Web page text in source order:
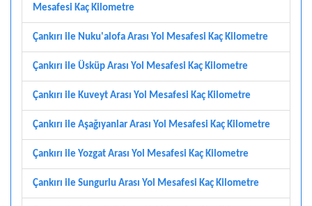
Mesafesi Kaç Kilometre
Çankırı ile Nuku'alofa Arası Yol Mesafesi Kaç Kilometre
Çankırı ile Üsküp Arası Yol Mesafesi Kaç Kilometre
Çankırı ile Kuveyt Arası Yol Mesafesi Kaç Kilometre
Çankırı ile Aşağıyanlar Arası Yol Mesafesi Kaç Kilometre
Çankırı ile Yozgat Arası Yol Mesafesi Kaç Kilometre
Çankırı ile Sungurlu Arası Yol Mesafesi Kaç Kilometre